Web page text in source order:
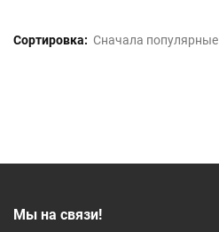
Сортировка: Сначала популярные
Мы на связи!